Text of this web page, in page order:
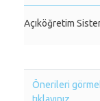
Açıköğretim
Önerileri